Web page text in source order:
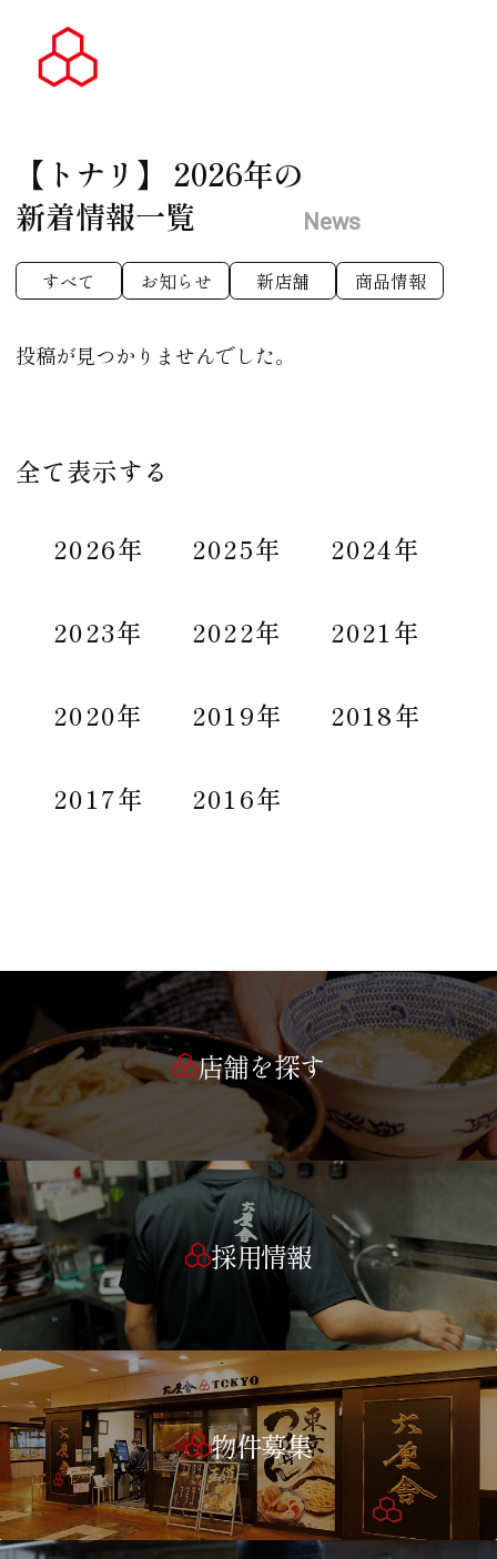
【トナリ】 2026年の
新着情報一覧
News
すべて お知らせ 新店舗 商品情報
投稿が見つかりませんでした。
全て表示する
2026年 2025年 2024年
2023年 2022年 2021年
2020年 2019年 2018年
2017年 2016年
店舗を探す
採用情報
物件募集